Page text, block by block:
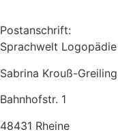
Postanschrift:
Sprachwelt Logopädie
Sabrina Krouß-Greiling
Bahnhofstr. 1
48431 Rheine